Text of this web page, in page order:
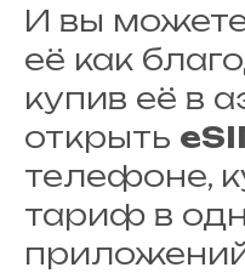
И вы
её как
купив её в
открыть
телефоне,
тариф в